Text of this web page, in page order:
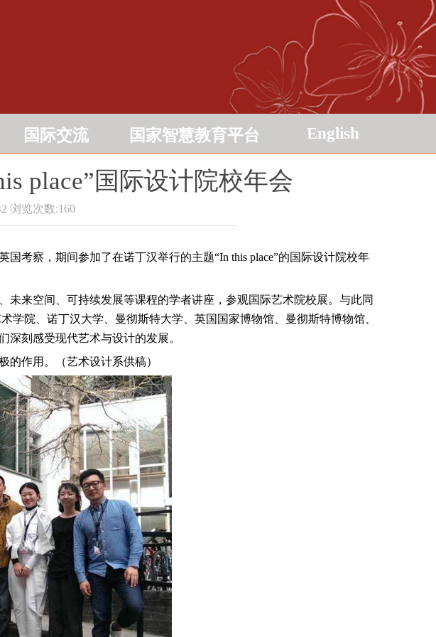
国际交流 国家智慧教育平台 English
place”国际设计院校年会
浏览次数:160
考察，期间参加了在诺丁汉举行的主题“In this place”的国际设计院校年
来空间、可持续发展等课程的学者讲座，参观国际艺术院校展。与此同
院、诺丁汉大学、曼彻斯特大学、英国国家博物馆、曼彻斯特博物馆、
深刻感受现代艺术与设计的发展。
作用。（艺术设计系供稿）